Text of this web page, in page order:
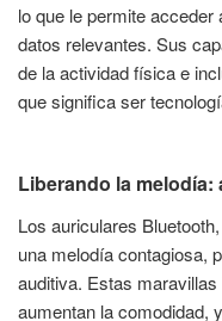
lo que le permite
datos relevantes. Sus
de la actividad física e
que significa ser
Liberando la
Los auriculares
una melodía contagiosa,
auditiva. Estas
aumentan la comodidad,